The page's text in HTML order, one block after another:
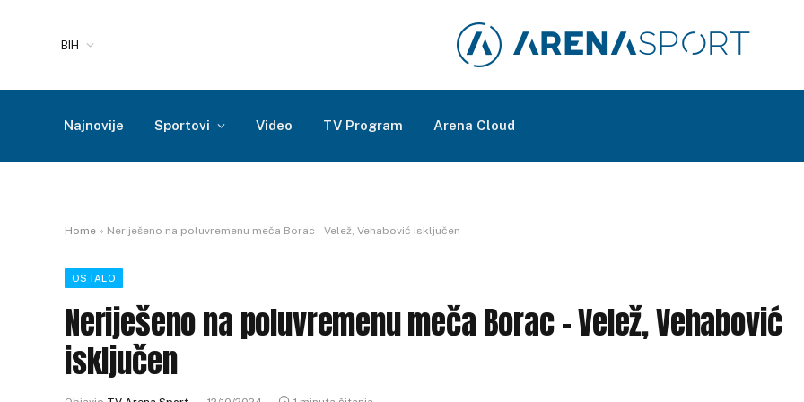
BIH
Najnovije Sportovi Video TV Program Arena Cloud
Home » Neriješeno na poluvremenu meča Borac – Velež, Vehabović isključen
OSTALO
Neriješeno na poluvremenu meča Borac – Velež, Vehabović
isključen